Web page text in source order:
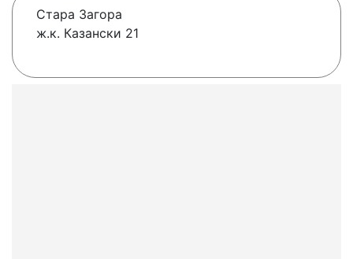
Стара Загора
ж.к. Казански 21